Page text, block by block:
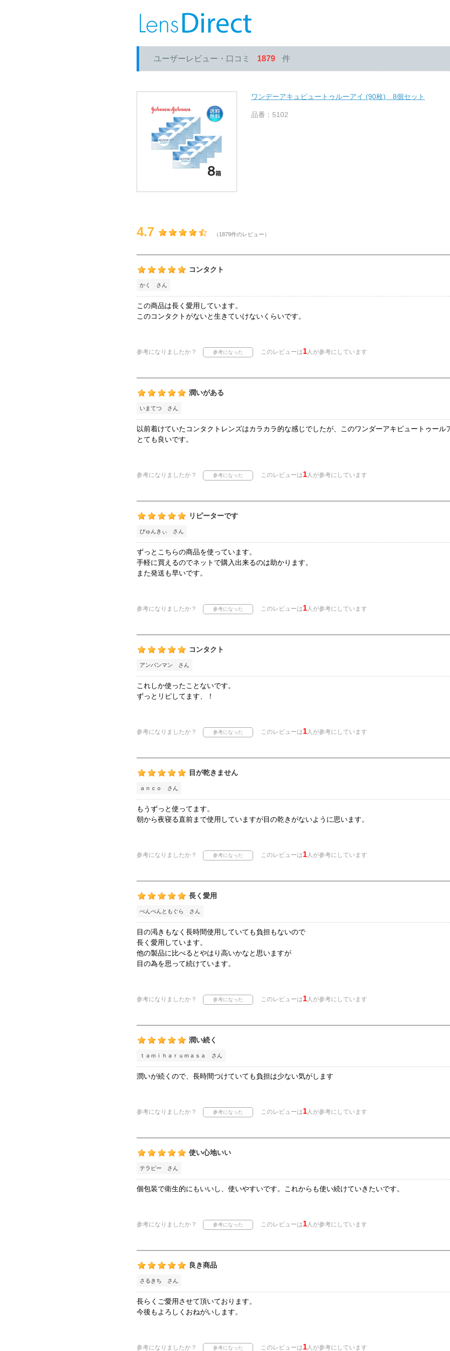
ユーザーレビュー・口コミ 1879 件
ワンデーアキュビュートゥルーアイ (90枚) 8個セット
品番：5102
4.7 （1879件のレビュー）
コンタクト
かく さん
この商品は長く愛用しています。
このコンタクトがないと生きていけないくらいです。
参考になりましたか？ このレビューは1人が参考にしています
潤いがある
いまてつ さん
以前着けていたコンタクトレンズはカラカラ的な感じでしたが、このワンダーアキビュートゥール
とても良いです。
参考になりましたか？ このレビューは1人が参考にしています
リピーターです
ぴゅんきぃ さん
ずっとこちらの商品を使っています。
手軽に買えるのでネットで購入出来るのは助かります。
また発送も早いです。
参考になりましたか？ このレビューは1人が参考にしています
コンタクト
アンパンマン さん
これしか使ったことないです。
ずっとリピしてます、！
参考になりましたか？ このレビューは1人が参考にしています
目が乾きません
ａｎｃｏ さん
もうずっと使ってます。
朝から夜寝る直前まで使用していますが目の乾きがないように思います。
参考になりましたか？ このレビューは1人が参考にしています
長く愛用
ぺんぺんともぐら さん
目の渇きもなく長時間使用していても負担もないので
長く愛用しています。
他の製品に比べるとやはり高いかなと思いますが
目の為を思って続けています。
参考になりましたか？ このレビューは1人が参考にしています
潤い続く
ｔａｍｉｈａｒｕｍａｓａ さん
潤いが続くので、長時間つけていても負担は少ない気がします
参考になりましたか？ このレビューは1人が参考にしています
使い心地いい
テラピー さん
個包装で衛生的にもいいし、使いやすいです。これからも使い続けていきたいです。
参考になりましたか？ このレビューは1人が参考にしています
良き商品
さるきち さん
長らくご愛用させて頂いております。
今後もよろしくおねがいします。
参考になりましたか？ このレビューは1人が参考にしています